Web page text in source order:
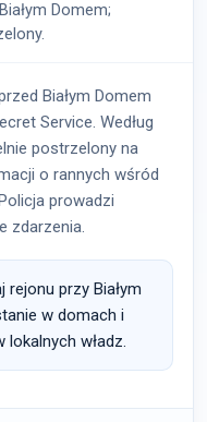
Domem;
Białym Domem
Service. Według
postrzelony na
o rannych wśród
prowadzi
zdarzenia.
rejonu przy Białym
w domach i
władz.